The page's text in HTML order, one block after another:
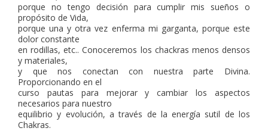
porque no tengo decisión para cumplir mis sueños o
propósito de Vida,
porque una y otra vez enferma mi garganta, porque este
dolor constante
en rodillas, etc.. Conoceremos los chackras menos densos
y materiales,
y que nos conectan con nuestra parte Divina.
Proporcionando en el
curso pautas para mejorar y cambiar los aspectos
necesarios para nuestro
equilibrio y evolución, a través de la energía sutil de los
Chakras.